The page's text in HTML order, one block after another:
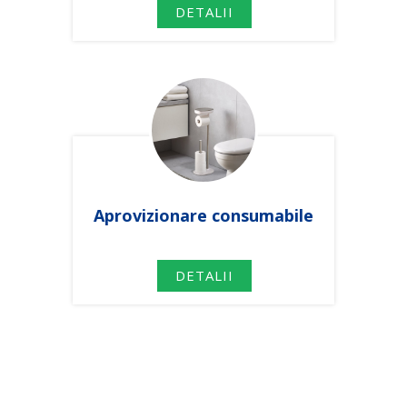
DETALII
Aprovizionare consumabile
DETALII